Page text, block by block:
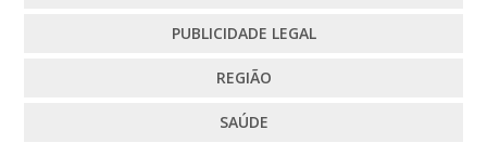
PUBLICIDADE LEGAL
REGIÃO
SAÚDE